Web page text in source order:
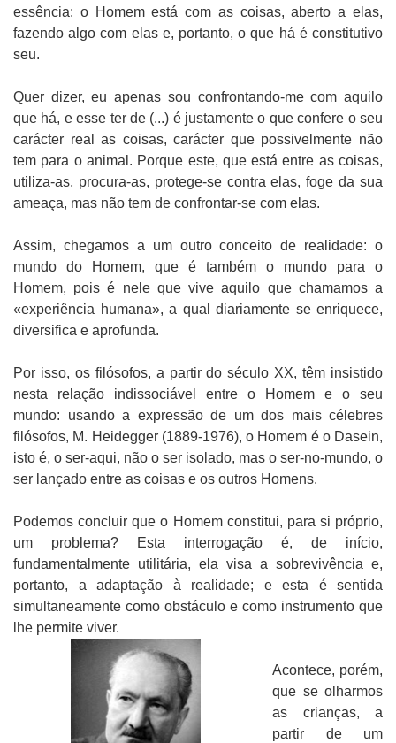
essência: o Homem está com as coisas, aberto a elas,
fazendo algo com elas e, portanto, o que há é constitutivo
seu.
Quer dizer, eu apenas sou confrontando-me com aquilo
que há, e esse ter de (...) é justamente o que confere o seu
carácter real as coisas, carácter que possivelmente não
tem para o animal. Porque este, que está entre as coisas,
utiliza-as, procura-as, protege-se contra elas, foge da sua
ameaça, mas não tem de confrontar-se com elas.
Assim, chegamos a um outro conceito de realidade: o
mundo do Homem, que é também o mundo para o
Homem, pois é nele que vive aquilo que chamamos a
«experiência humana», a qual diariamente se enriquece,
diversifica e aprofunda.
Por isso, os filósofos, a partir do século XX, têm insistido
nesta relação indissociável entre o Homem e o seu
mundo: usando a expressão de um dos mais célebres
filósofos, M. Heidegger (1889-1976), o Homem é o Dasein,
isto é, o ser-aqui, não o ser isolado, mas o ser-no-mundo, o
ser lançado entre as coisas e os outros Homens.
Podemos concluir que o Homem constitui, para si próprio,
um problema? Esta interrogação é, de início,
fundamentalmente utilitária, ela visa a sobrevivência e,
portanto, a adaptação à realidade; e esta é sentida
simultaneamente como obstáculo e como instrumento que
lhe permite viver.
Acontece, porém,
que se olharmos
as crianças, a
partir de um